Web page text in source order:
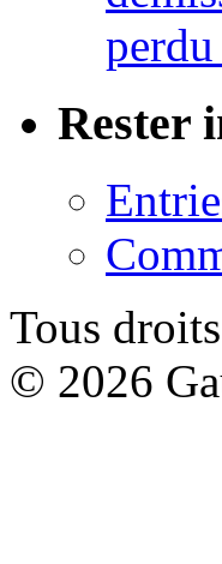
Rester
Tous
© 2026